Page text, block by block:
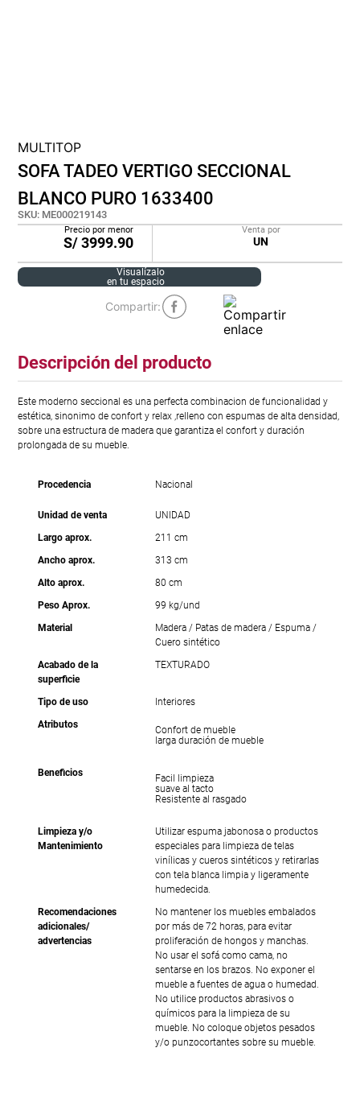
MULTITOP
SOFA TADEO VERTIGO SECCIONAL
BLANCO PURO 1633400
SKU: ME000219143
Precio por menor
S/3999.90
Venta por
UN
Visualízalo
en tu espacio
Descripción del producto
Este moderno seccional es una perfecta combinacion de funcionalidad y
estética, sinonimo de confort y relax ,relleno con espumas de alta densidad,
sobre una estructura de madera que garantiza el confort y duración
prolongada de su mueble.
Procedencia Nacional
Unidad de venta
UNIDAD
Largo aprox.
211 cm
Ancho aprox.
313 cm
Alto aprox.
80 cm
Peso Aprox.
99 kg/und
Material
Madera / Patas de madera / Espuma /
Cuero sintético
Acabado de la
superficie
TEXTURADO
Tipo de uso
Interiores
Atributos
Confort de mueble
larga duración de mueble
Beneficios
Facil limpieza
suave al tacto
Resistente al rasgado
Limpieza y/o
Mantenimiento
Utilizar espuma jabonosa o productos
especiales para limpieza de telas
vinílicas y cueros sintéticos y retirarlas
con tela blanca limpia y ligeramente
humedecida.
Recomendaciones
adicionales/
advertencias
No mantener los muebles embalados
por más de 72 horas, para evitar
proliferación de hongos y manchas.
No usar el sofá como cama, no
sentarse en los brazos. No exponer el
mueble a fuentes de agua o humedad.
No utilice productos abrasivos o
químicos para la limpieza de su
mueble. No coloque objetos pesados
y/o punzocortantes sobre su mueble.